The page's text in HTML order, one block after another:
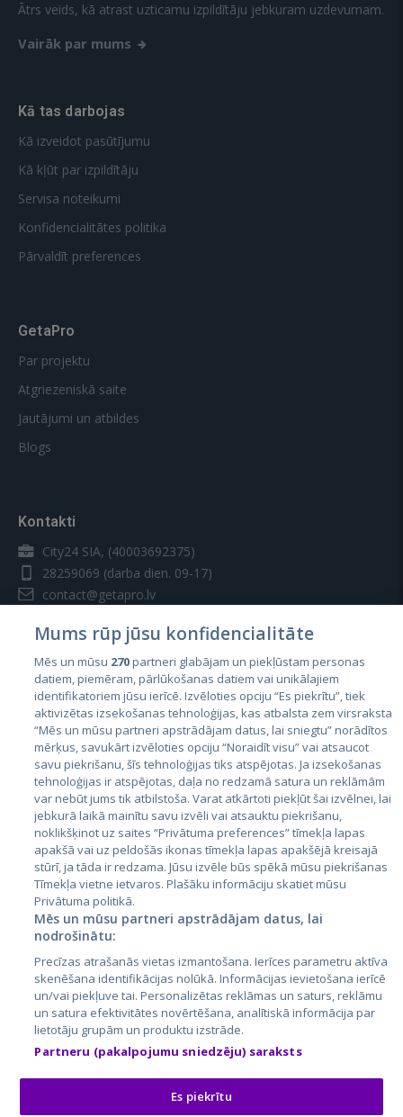
Ātrs veids, kā atrast uzticamu izpildītāju jebkuram uzdevumam.
Vairāk par mums
Kā tas darbojas
Kā izveidot pasūtījumu
Kā kļūt par izpildītāju
Servisa noteikumi
Konfidencialitātes politika
Pārvaldīt preferences
GetaPro
Par projektu
Atgriezeniskā saite
Jautājumi un atbildes
Blogs
Kontakti
City24 SIA, (40003692375)
28259069 (darba dien. 09-17)
contact@getapro.lv
Valstis
Igaunija
Latvija
Lietuva
City24.lv
City24.ee
GetaPro.lv
GetaPro.ee
Skelbiu.lt
Autoplius.lt
Aruodas.lt
CVbankas.lt
Kainos.lt
Paslaugos.lt
auto24.ee
Osta.ee
KuldneBörs.ee
Mums rūp jūsu konfidencialitāte
Mēs un mūsu 270partneri glabājam un piekļūstam personas
datiem, piemēram, pārlūkošanas datiem vai unikālajiem
identifikatoriem jūsu ierīcē. Izvēloties opciju “Es piekrītu”, tiek
aktivizētas izsekošanas tehnoloģijas, kas atbalsta zem virsraksta
“Mēs un mūsu partneri apstrādājam datus, lai sniegtu” norādītos
mērķus, savukārt izvēloties opciju “Noraidīt visu” vai atsaucot
savu piekrišanu, šīs tehnoloģijas tiks atspējotas. Ja izsekošanas
tehnoloģijas ir atspējotas, daļa no redzamā satura un reklāmām
var nebūt jums tik atbilstoša. Varat atkārtoti piekļūt šai izvēlnei, lai
jebkurā laikā mainītu savu izvēli vai atsauktu piekrišanu,
noklikšķinot uz saites “Privātuma preferences” tīmekļa lapas
apakšā vai uz peldošās ikonas tīmekļa lapas apakšējā kreisajā
stūrī, ja tāda ir redzama. Jūsu izvēle būs spēkā mūsu piekrišanas
Tīmekļa vietne ietvaros. Plašāku informāciju skatiet mūsu
Privātuma politikā.
Mēs un mūsu partneri apstrādājam datus, lai
nodrošinātu:
Precīzas atrašanās vietas izmantošana. Ierīces parametru aktīva
skenēšana identifikācijas nolūkā. Informācijas ievietošana ierīcē
un/vai piekļuve tai. Personalizētas reklāmas un saturs, reklāmu
un satura efektivitātes novērtēšana, analītiskā informācija par
lietotāju grupām un produktu izstrāde.
Partneru (pakalpojumu sniedzēju) saraksts
Es piekrītu